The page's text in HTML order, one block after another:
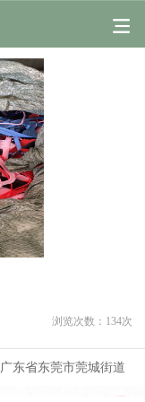
浏览次数： 134次
广东省东莞市莞城街道